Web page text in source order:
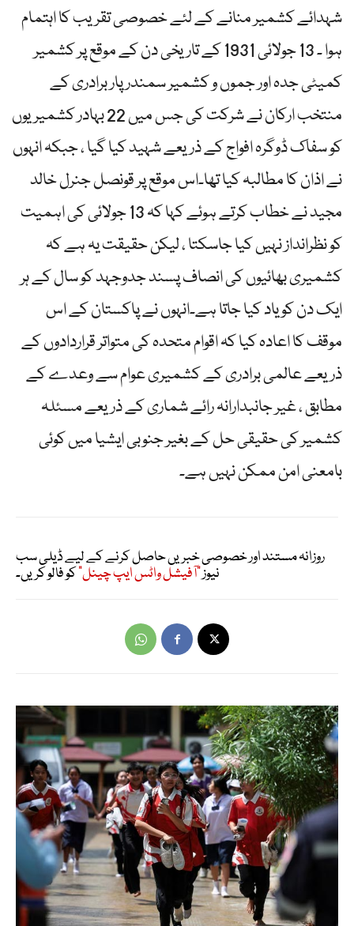
شہدائے کشمیر منانے کے لئے خصوصی تقریب کا اہتمام
ہوا ۔ 13 جولائی 1931 کے تاریخی دن کے موقع پر کشمیر
کمیٹی جدہ اور جموں و کشمیر سمندر پار برادری کے
منتخب ارکان نے شرکت کی جس میں 22 بہادر کشمیریوں
کو سفاک ڈوگرہ افواج کے ذریعے شہید کیا گیا ، جبکہ انہوں
نے اذان کا مطالبہ کیا تھا۔اس موقع پر قونصل جنرل خالد
مجید نے خطاب کرتے ہوئے کہا کہ 13 جولائی کی اہمیت
کو نظرانداز نہیں کیا جاسکتا ، لیکن حقیقت یہ ہے کہ
کشمیری بھائیوں کی انصاف پسند جدوجہد کو سال کے ہر
ایک دن کو یاد کیا جاتا ہے۔انہوں نے پاکستان کے اس
موقف کا اعادہ کیا کہ اقوام متحدہ کی متواتر قراردادوں کے
ذریعے عالمی برادری کے کشمیری عوام سے وعدے کے
مطابق ، غیر جانبدارانہ رائے شماری کے ذریعے مسئلہ
کشمیر کی حقیقی حل کے بغیر جنوبی ایشیا میں کوئی
بامعنی امن ممکن نہیں ہے۔
روزانہ مستند اور خصوصی خبریں حاصل کرنے کے لیے ڈیلی سب
نیوز"آفیشل واٹس ایپ چینل"کو فالو کریں۔